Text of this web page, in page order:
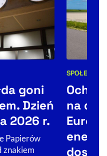
goni
Dzień
2026 r.
Papierów
znakiem
na